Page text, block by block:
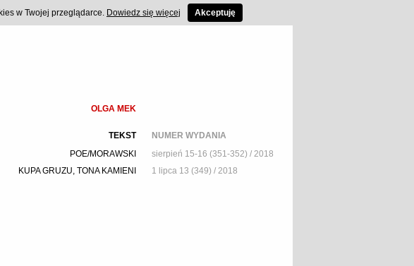
OLGA MEK
TEKST
NUMER WYDANIA
POE/MORAWSKI
sierpień 15-16 (351-352) / 2018
KUPA GRUZU, TONA KAMIENI
1 lipca 13 (349) / 2018
w Twojej przeglądarce. Dowiedz się więcej Akceptuję